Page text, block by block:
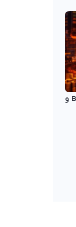
خرید بیت کوین توسط ناکاموتو با تصاحب BTC Inc و